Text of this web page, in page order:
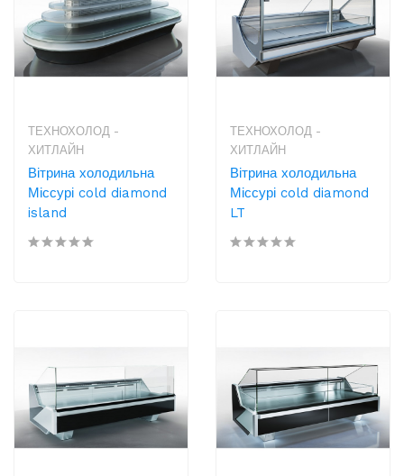
ТЕХНОХОЛОД -
ХИТЛАЙН
Вітрина холодильна
Міссурі cold diamond
island
ТЕХНОХОЛОД -
ХИТЛАЙН
Вітрина холодильна
Міссурі cold diamond
LT